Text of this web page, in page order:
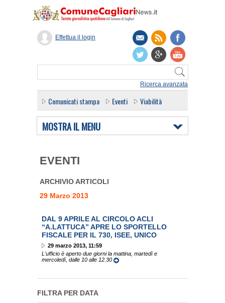
Ricerca avanzata
Effettua il login
Comunicati stampa Eventi Viabilità
MOSTRA IL MENU
EVENTI
ARCHIVIO ARTICOLI
29 Marzo 2013
DAL 9 APRILE AL CIRCOLO ACLI
“A.LATTUCA” APRE LO SPORTELLO
FISCALE PER IL 730, ISEE, UNICO
29 marzo 2013, 11:59
L'ufficio è aperto due giorni la mattina, martedì e
mercoledì, dalle 10 alle 12.30
FILTRA PER DATA